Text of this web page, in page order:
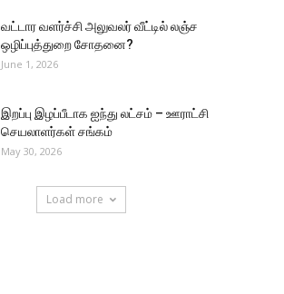
வட்டார வளர்ச்சி அலுவலர் வீட்டில் லஞ்ச
ஒழிப்புத்துறை சோதனை?
June 1, 2026
இறப்பு இழப்பீடாக ஐந்து லட்சம் – ஊராட்சி
செயலாளர்கள் சங்கம்
May 30, 2026
Load more